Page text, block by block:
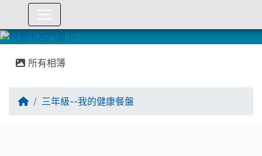
所有相簿
三年級--我的健康餐盤